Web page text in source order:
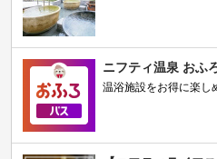
ニフティ温泉 おふ
温浴施設をお得に楽し